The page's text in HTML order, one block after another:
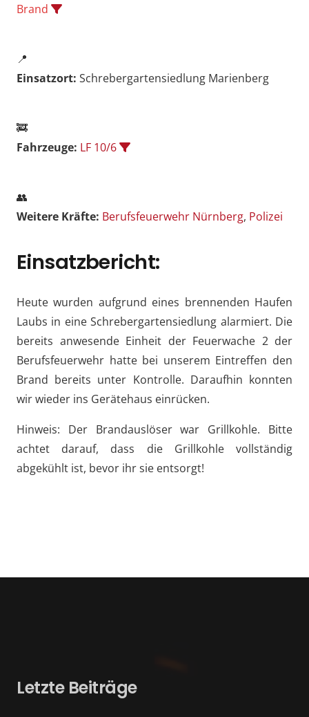
Brand
📍
Einsatzort: Schrebergartensiedlung Marienberg
🚒
Fahrzeuge: LF 10/6
👥
Weitere Kräfte: Berufsfeuerwehr Nürnberg, Polizei
Einsatzbericht:
Heute wurden aufgrund eines brennenden Haufen
Laubs in eine Schrebergartensiedlung alarmiert. Die
bereits anwesende Einheit der Feuerwache 2 der
Berufsfeuerwehr hatte bei unserem Eintreffen den
Brand bereits unter Kontrolle. Daraufhin konnten
wir wieder ins Gerätehaus einrücken.
Hinweis: Der Brandauslöser war Grillkohle. Bitte
achtet darauf, dass die Grillkohle vollständig
abgekühlt ist, bevor ihr sie entsorgt!
Letzte Beiträge